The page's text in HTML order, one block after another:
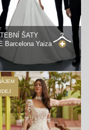
ŠATY
Barcelona Yaiza